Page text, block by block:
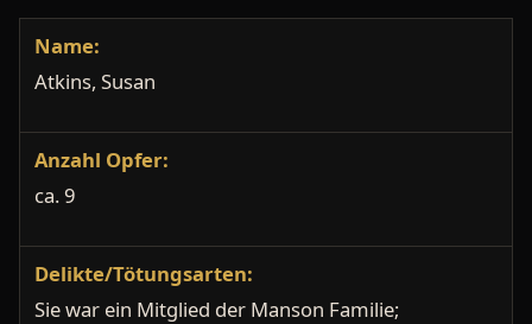
Name:
Atkins, Susan
Anzahl Opfer:
ca. 9
Delikte/Tötungsarten:
Sie war ein Mitglied der Manson Familie;